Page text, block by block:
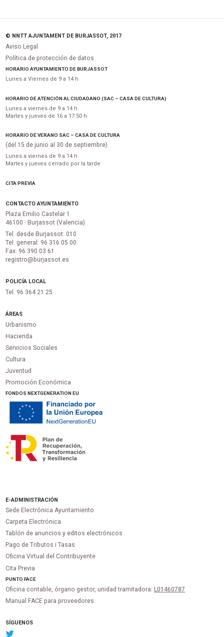
© NNTT AJUNTAMENT DE BURJASSOT, 2017
Aviso Legal
Política de protección de datos
HORARIO AYUNTAMIENTO DE BURJASSOT
Lunes a Viernes de 9 a 14 h
HORARIO DE ATENCIÓN AL CIUDADANO (SAC – CASA DE CULTURA)
Lunes a viernes de 9 a 14 h
Martes y jueves de 16 a 17:50 h
HORARIO DE VERANO SAC – CASA DE CULTURA
(del 15 de junio al 30 de septiembre)
Lunes a viernes de 9 a 14 h
Martes y jueves cerrado por la tarde
CITA PREVIA
CONTACTO AYUNTAMIENTO
Plaza Emilio Castelar 1
46100 · Burjassot (Valencia)
Tel. desde Burjassot: 010
Tel. general: 96 316 05 00
Fax. 96 390 03 61
registro@burjassot.es
POLICÍA LOCAL
Tel. 96 364 21 25
ÁREAS
Urbanismo
Hacienda
Servicios Sociales
Cultura
Juventud
Promoción Económica
FONDOS NEXTGENERATION EU
E-ADMINISTRACIÓN
Sede Electrónica Ayuntamiento
Carpeta Electrónica
Tablón de anuncios y editos electrónicos
Pago de Tributos i Tasas
Oficina Virtual del Contribuyente
Cita Previa
PUNTOFACE
Oficina contable, órgano gestor, unidad tramitadora: L01460787
Manual FACE para proveedores
SÍGUENOS